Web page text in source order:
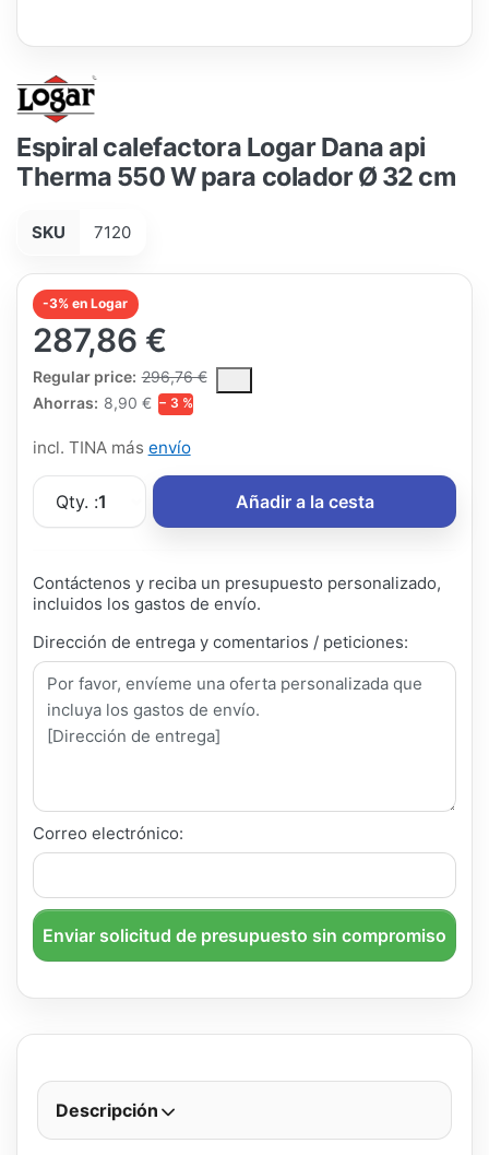
Espiral calefactora Logar Dana api
Therma 550 W para colador Ø 32 cm
SKU 7120
-3% en Logar
287,86 €
Regular price: 296,76 €
The Regular Price is the median selling price paid by
Ahorras: 8,90 € − 3 %
incl. TINA más envío
Qty. :1 Añadir a la cesta
Contáctenos y reciba un presupuesto personalizado,
incluidos los gastos de envío.
Dirección de entrega y comentarios / peticiones:
Correo electrónico:
Enviar solicitud de presupuesto sin compromiso
Descripción